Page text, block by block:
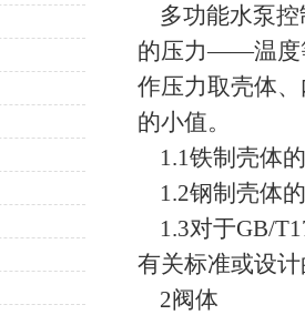
多功能水泵控
的压力——温度
作压力取壳体
的小值。
1.1铁制壳体
1.2钢制壳体
1.3对于GB/
有关标准或设
2阀体